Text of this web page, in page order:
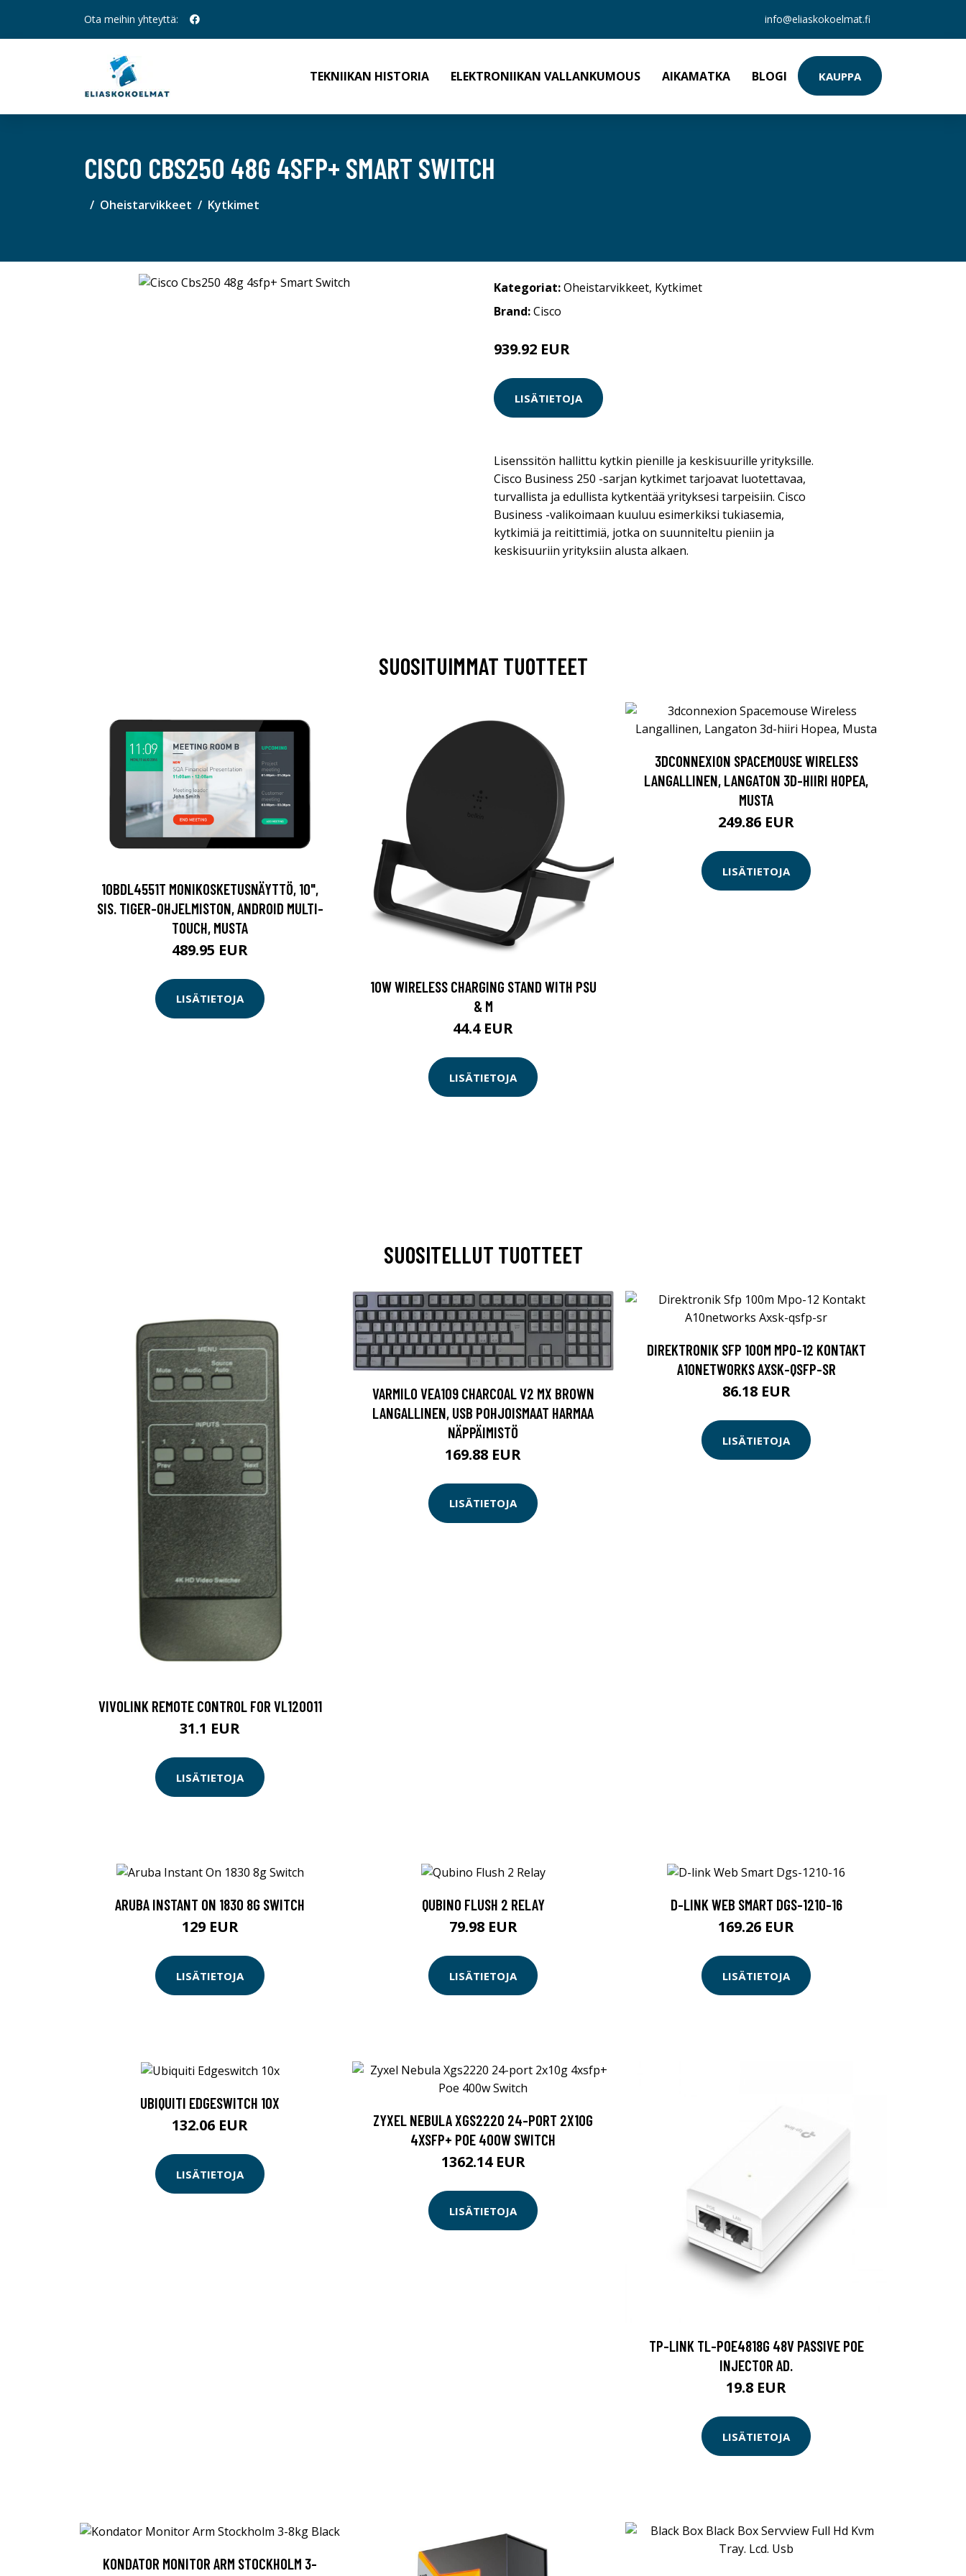
Ota meihin yhteyttä: info@eliaskokoelmat.fi
TEKNIIKAN HISTORIA ELEKTRONIIKAN VALLANKUMOUS AIKAMATKA BLOGI KAUPPA
CISCO CBS250 48G 4SFP+ SMART SWITCH
Oheistarvikkeet Kytkimet
Kategoriat:Oheistarvikkeet, Kytkimet
Brand:Cisco
939.92 EUR
LISÄTIETOJA
Lisenssitön hallittu kytkin pienille ja keskisuurille yrityksille.
Cisco Business 250 -sarjan kytkimet tarjoavat luotettavaa,
turvallista ja edullista kytkentää yrityksesi tarpeisiin. Cisco
Business -valikoimaan kuuluu esimerkiksi tukiasemia,
kytkimiä ja reitittimiä, jotka on suunniteltu pieniin ja
keskisuuriin yrityksiin alusta alkaen.
SUOSITUIMMAT TUOTTEET
10BDL4551T MONIKOSKETUSNÄYTTÖ, 10",
SIS. TIGER-OHJELMISTON, ANDROID MULTI-
TOUCH, MUSTA
489.95 EUR
LISÄTIETOJA
10W WIRELESS CHARGING STAND WITH PSU
& M
44.4 EUR
LISÄTIETOJA
3DCONNEXION SPACEMOUSE WIRELESS
LANGALLINEN, LANGATON 3D-HIIRI HOPEA,
MUSTA
249.86 EUR
LISÄTIETOJA
SUOSITELLUT TUOTTEET
VIVOLINK REMOTE CONTROL FOR VL120011
31.1 EUR
LISÄTIETOJA
VARMILO VEA109 CHARCOAL V2 MX BROWN
LANGALLINEN, USB POHJOISMAAT HARMAA
NÄPPÄIMISTÖ
169.88 EUR
LISÄTIETOJA
DIREKTRONIK SFP 100M MPO-12 KONTAKT
A10NETWORKS AXSK-QSFP-SR
86.18 EUR
LISÄTIETOJA
ARUBA INSTANT ON 1830 8G SWITCH
129 EUR
LISÄTIETOJA
QUBINO FLUSH 2 RELAY
79.98 EUR
LISÄTIETOJA
D-LINK WEB SMART DGS-1210-16
169.26 EUR
LISÄTIETOJA
UBIQUITI EDGESWITCH 10X
132.06 EUR
LISÄTIETOJA
ZYXEL NEBULA XGS2220 24-PORT 2X10G
4XSFP+ POE 400W SWITCH
1362.14 EUR
LISÄTIETOJA
TP-LINK TL-POE4818G 48V PASSIVE POE
INJECTOR AD.
19.8 EUR
LISÄTIETOJA
KONDATOR MONITOR ARM STOCKHOLM 3-